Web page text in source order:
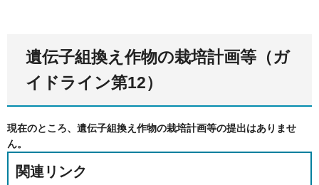
遺伝子組換え作物の栽培計画等（ガ
イドライン第12）
現在のところ、遺伝子組換え作物の栽培計画等の提出はありませ
ん。
関連リンク